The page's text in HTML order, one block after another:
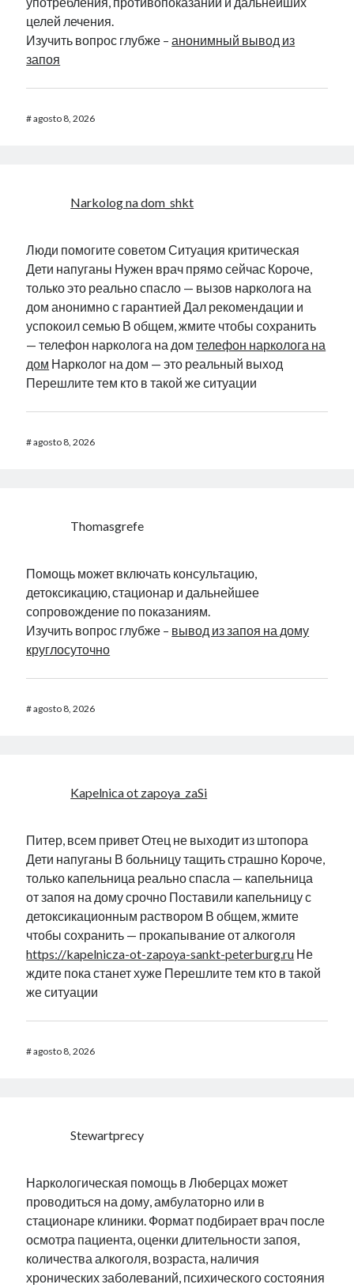
целей лечения.
Изучить вопрос глубже –анонимный вывод из
запоя
#agosto 8, 2026
Narkolog na dom_shkt
Люди помогите советом Ситуация критическая
Дети напуганы Нужен врач прямо сейчас Короче,
только это реально спасло — вызов нарколога на
дом анонимно с гарантией Дал рекомендации и
успокоил семью В общем, жмите чтобы сохранить
— телефон нарколога на домтелефон нарколога на
дом Нарколог на дом — это реальный выход
Перешлите тем кто в такой же ситуации
#agosto 8, 2026
Thomasgrefe
Помощь может включать консультацию,
детоксикацию, стационар и дальнейшее
сопровождение по показаниям.
Изучить вопрос глубже – вывод из запоя на дому
круглосуточно
#agosto 8, 2026
Kapelnica ot zapoya_zaSi
Питер, всем привет Отец не выходит из штопора
Дети напуганы В больницу тащить страшно Короче,
только капельница реально спасла — капельница
от запоя на дому срочно Поставили капельницу с
детоксикационным раствором В общем, жмите
чтобы сохранить — прокапывание от алкоголя
https://kapelnicza-ot-zapoya-sankt-peterburg.ru Не
ждите пока станет хуже Перешлите тем кто в такой
же ситуации
#agosto 8, 2026
Stewartprecy
Наркологическая помощь в Люберцах может
проводиться на дому, амбулаторно или в
стационаре клиники. Формат подбирает врач после
осмотра пациента, оценки длительности запоя,
количества алкоголя, возраста, наличия
хронических заболеваний, психического состояния